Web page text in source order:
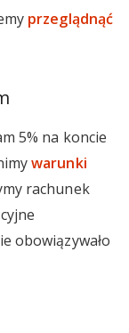
przeglądnąć
5% na koncie
warunki
rachunek
obowiązywało